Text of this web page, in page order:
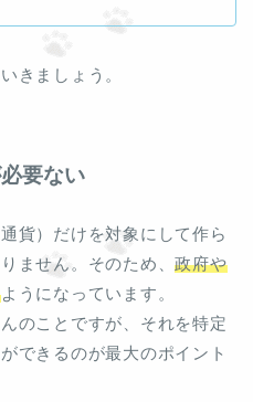
きましょう。
要ない
貨）だけを対象にして作ら
ません。そのため、政府や
ようになっています。
のことですが、それを特定
できるのが最大のポイント